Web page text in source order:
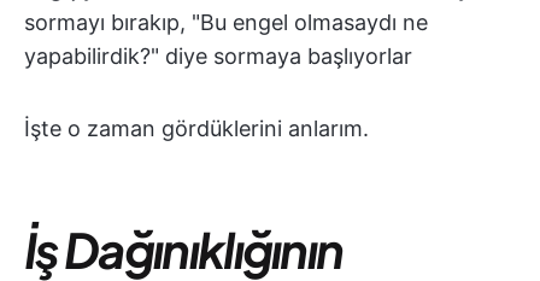
sormayı bırakıp, "Bu engel olmasaydı ne
yapabilirdik?" diye sormaya başlıyorlar
İşte o zaman gördüklerini anlarım.
İş Dağınıklığının